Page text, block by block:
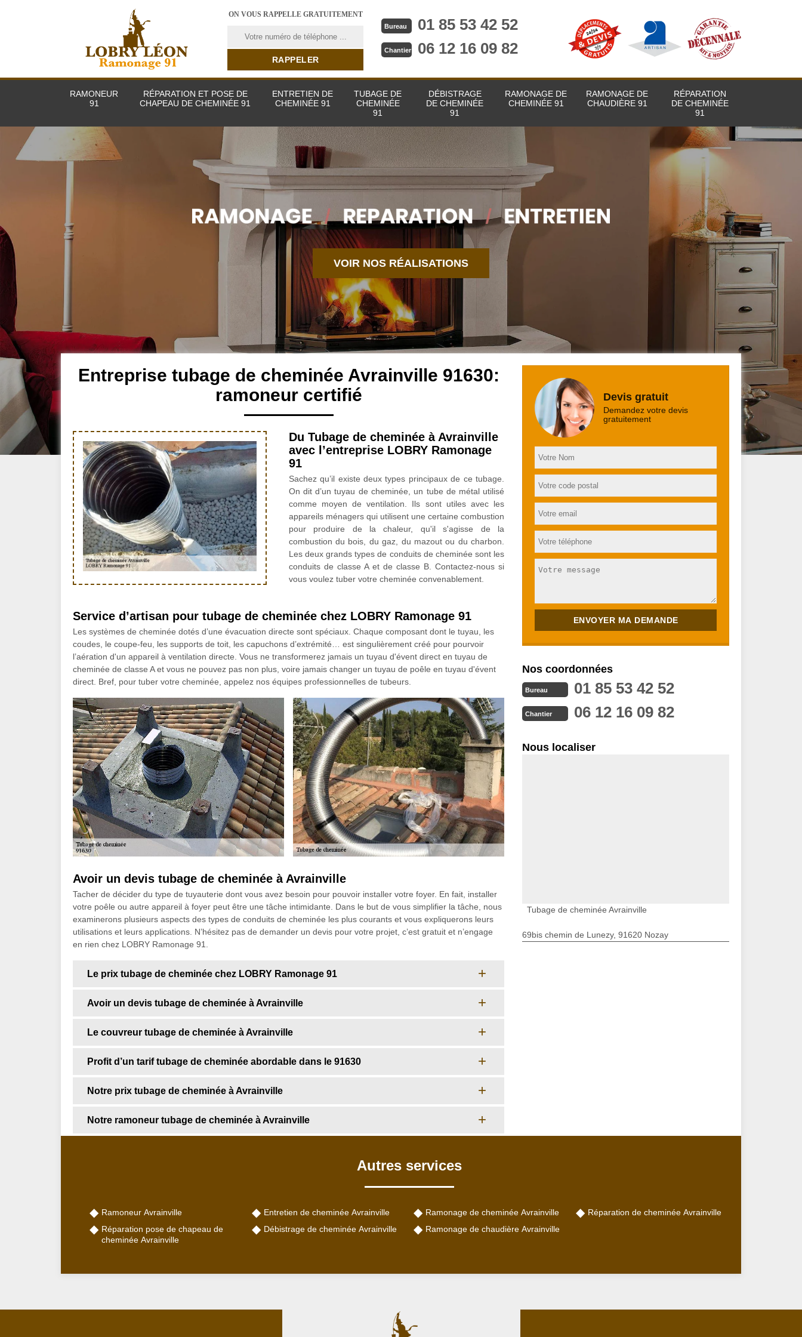
ON VOUS RAPPELLE GRATUITEMENT
Bureau 01 85 53 42 52
Chantier 06 12 16 09 82
RAMONEUR
91
RÉPARATION ET POSE DE
CHAPEAU DE CHEMINÉE 91
ENTRETIEN DE
CHEMINÉE 91
TUBAGE DE
CHEMINÉE
91
DÉBISTRAGE
DE CHEMINÉE
91
RAMONAGE DE
CHEMINÉE 91
RAMONAGE DE
CHAUDIÈRE 91
RÉPARATION
DE CHEMINÉE
91
VOIR NOS RÉALISATIONS
Entreprise tubage de cheminée Avrainville 91630:
ramoneur certifié
Du Tubage de cheminée à Avrainville
avec l’entreprise LOBRY Ramonage
91
Sachez qu’il existe deux types principaux de ce tubage.
On dit d’un tuyau de cheminée, un tube de métal utilisé
comme moyen de ventilation. Ils sont utiles avec les
appareils ménagers qui utilisent une certaine combustion
pour produire de la chaleur, qu'il s'agisse de la
combustion du bois, du gaz, du mazout ou du charbon.
Les deux grands types de conduits de cheminée sont les
conduits de classe A et de classe B. Contactez-nous si
vous voulez tuber votre cheminée convenablement.
Service d’artisan pour tubage de cheminée chez LOBRY Ramonage 91
Les systèmes de cheminée dotés d’une évacuation directe sont spéciaux. Chaque composant dont le tuyau, les
coudes, le coupe-feu, les supports de toit, les capuchons d’extrémité… est singulièrement créé pour pourvoir
l’aération d'un appareil à ventilation directe. Vous ne transformerez jamais un tuyau d'évent direct en tuyau de
cheminée de classe A et vous ne pouvez pas non plus, voire jamais changer un tuyau de poêle en tuyau d'évent
direct. Bref, pour tuber votre cheminée, appelez nos équipes professionnelles de tubeurs.
Avoir un devis tubage de cheminée à Avrainville
Tacher de décider du type de tuyauterie dont vous avez besoin pour pouvoir installer votre foyer. En fait, installer
votre poêle ou autre appareil à foyer peut être une tâche intimidante. Dans le but de vous simplifier la tâche, nous
examinerons plusieurs aspects des types de conduits de cheminée les plus courants et vous expliquerons leurs
utilisations et leurs applications. N’hésitez pas de demander un devis pour votre projet, c’est gratuit et n’engage
en rien chez LOBRY Ramonage 91.
Le prix tubage de cheminée chez LOBRY Ramonage 91
Avoir un devis tubage de cheminée à Avrainville
Le couvreur tubage de cheminée à Avrainville
Profit d’un tarif tubage de cheminée abordable dans le 91630
Notre prix tubage de cheminée à Avrainville
Notre ramoneur tubage de cheminée à Avrainville
Devis gratuit
Demandez votre devis
gratuitement
Nos coordonnées
Bureau 01 85 53 42 52
Chantier 06 12 16 09 82
Nous localiser
Tubage de cheminée Avrainville
69bis chemin de Lunezy, 91620 Nozay
Autres services
Ramoneur Avrainville
Réparation pose de chapeau de
cheminée Avrainville
Entretien de cheminée Avrainville
Débistrage de cheminée Avrainville
Ramonage de cheminée Avrainville
Ramonage de chaudière Avrainville
Réparation de cheminée Avrainville